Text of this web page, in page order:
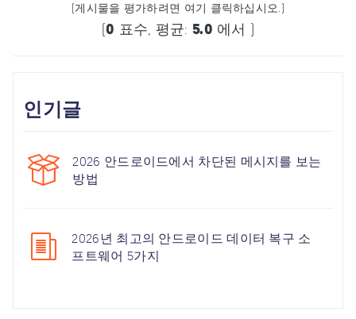
(게시물을 평가하려면 여기 클릭하십시오.)
(0 표수, 평균: 5.0 에서 )
인기글
2026 안드로이드에서 차단된 메시지를 보는
방법
2026년 최고의 안드로이드 데이터 복구 소
프트웨어 5가지